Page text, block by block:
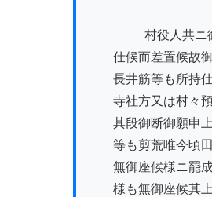
仕候而差置候故御
長井筋等も所持仕
寺社方又は村々預
其段御断御願申上
等も剪荒唯今頃田
無御座候様ニ罷成
様も無御座候其上